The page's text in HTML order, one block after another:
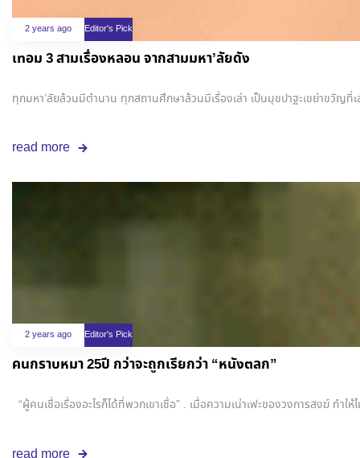
2 years ago Editor's Pick
เทอม 3 สามเรื่องหลอน จากสามมหา’ลัยดัง
ทุกมหา’ลัยล้วนมีตำนาน ทุกสถานศึกษาล้วนมีเรื่องเล่า เป็นมุขปาฐะเขย่าขวัญ
read more
2 years ago Editor's Pick
คนกราบหมา 25ปี กว่าจะถูกเรียกว่า “หนังตลก”
“ผู้คนเชื่อเรื่องอะไรก็ได้ที่พวกเขาเชื่อ” . เมื่อความเน่าเฟะของวงการสงฆ์
read more